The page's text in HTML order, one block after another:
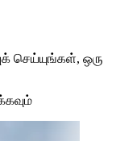
செய்யுங்கள், ஒரு